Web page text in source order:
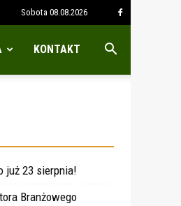
Sobota 08.08.2026
KONTAKT
już 23 sierpnia!
Branżowego